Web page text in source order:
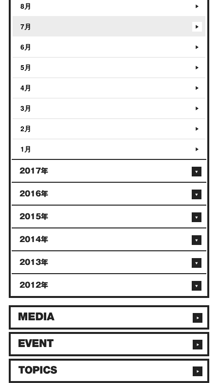
8月
7月
6月
5月
4月
3月
2月
1月
2017年
2016年
2015年
2014年
2013年
2012年